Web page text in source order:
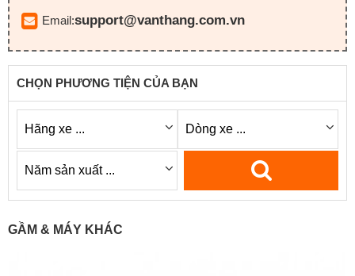
Email:support@vanthang.com.vn
CHỌN PHƯƠNG TIỆN CỦA BẠN
GẦM & MÁY KHÁC